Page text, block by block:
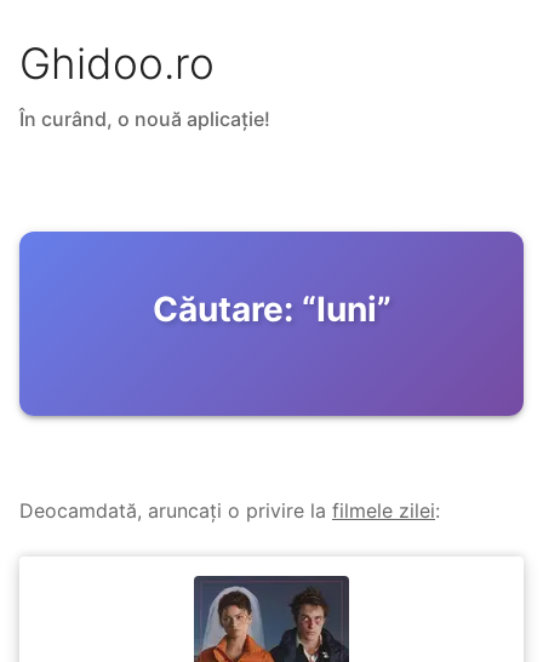
Ghidoo.ro
În curând, o nouă aplicație!
Căutare: “Iuni”
Deocamdată, aruncați o privire la filmele zilei: